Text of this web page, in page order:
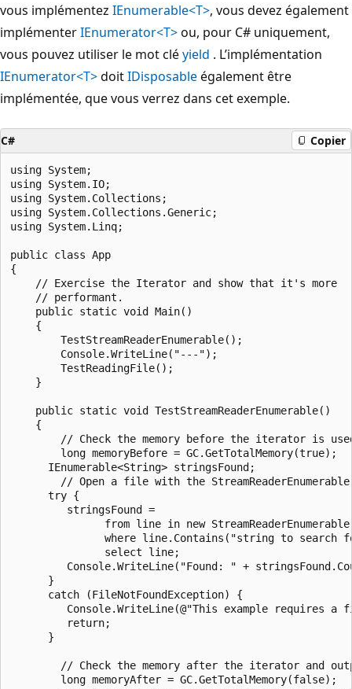
vous implémentez IEnumerable<T>, vous devez également
implémenterIEnumerator<T>ou, pour C# uniquement,
vous pouvez utiliser le mot cléyield . L’implémentation
IEnumerator<T>doitIDisposableégalement être
implémentée, que vous verrez dans cet exemple.
C# Copier
using System;
using System.IO;
using System.Collections;
using System.Collections.Generic;
using System.Linq;
public class App
{
    // Exercise the Iterator and show that it's more
    // performant.
    public static void Main()
    {
        TestStreamReaderEnumerable();
        Console.WriteLine("---");
        TestReadingFile();
    }
    public static void TestStreamReaderEnumerable()
    {
// Check the memory before the iterator is
        long memoryBefore = GC.GetTotalMemory(true);
      IEnumerable<String> stringsFound;
// Open a file with the
      try {
         stringsFound =
from line in new
where line.Contains("string to search
               select line;
Console.WriteLine("Found: " +
      }
      catch (FileNotFoundException) {
Console.WriteLine(@"This example requires a
         return;
      }
// Check the memory after the iterator and
        long memoryAfter = GC.GetTotalMemory(false);